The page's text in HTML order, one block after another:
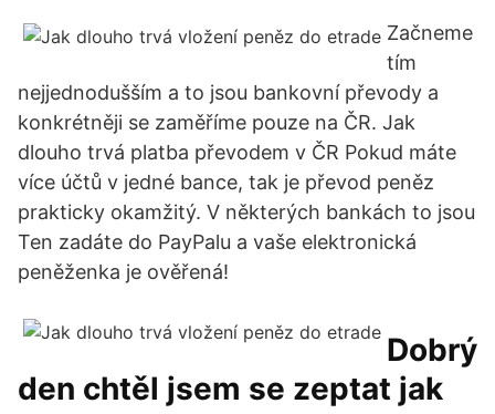
Začneme
tím
nejjednodušším a to jsou bankovní převody a
konkrétněji se zaměříme pouze na ČR. Jak
dlouho trvá platba převodem v ČR Pokud máte
více účtů v jedné bance, tak je převod peněz
prakticky okamžitý. V některých bankách to jsou
Ten zadáte do PayPalu a vaše elektronická
peněženka je ověřená!
Dobrý
den chtěl jsem se zeptat jak